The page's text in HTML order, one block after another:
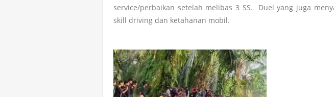
service/perbaikan setelah melibas 3 SS. Duel yang juga
skill driving dan ketahanan mobil.